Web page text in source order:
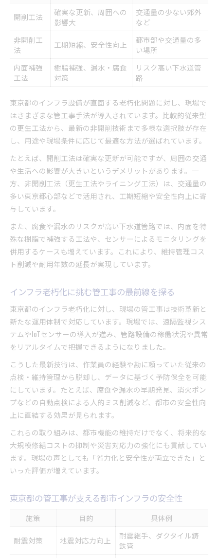
開削工法
確実な更新、周囲への
影響大
交通量の少ない郊外
など
非開削工
法
工期短縮、安全性向上
都市部や交通量の多
い場所
内面補強
工法
樹脂補強、漏水・腐食
対策
リスク高い下水道管
路
東京都のインフラ設備が直面する老朽化問題に対し、現場で
はさまざまな管工事手法が導入されています。比較的従来型
の更生工法から、最新の非開削技術まで多様な選択肢が存在
し、用途や現場条件に応じて最適な方法が選ばれています。
たとえば、開削工法は確実な更新が可能ですが、周囲の交通
や生活への影響が大きいというデメリットがあります。一
方、非開削工法（更生工法やライニング工法）は、交通量の
多い東京都心部などで活用され、工期短縮や安全性向上に寄
与しています。
また、腐食や漏水のリスクが高い下水道管路では、内面を特
殊な樹脂で補強する工法や、センサーによるモニタリングを
併用するケースも増えています。これにより、維持管理コス
ト削減や耐用年数の延長が実現しています。
インフラ老朽化に挑む管工事の最前線を探る
東京都のインフラ老朽化に対し、現場の管工事は技術革新と
新たな運用体制で対応しています。現場では、遠隔監視シス
テムやIoTセンサーの導入が進み、管路設備の稼働状況や異常
をリアルタイムで把握できるようになりました。
こうした最新技術は、作業員の経験や勘に頼っていた従来の
点検・維持管理から脱却し、データに基づく予防保全を可能
にしています。たとえば、腐食や漏水の早期発見、消火ポン
プなどの自動点検による人的ミス削減など、都市の安全性向
上に直結する効果が見られます。
これらの取り組みは、都市機能の維持だけでなく、将来的な
大規模修繕コストの抑制や災害対応力の強化にも貢献してい
ます。現場の声としても「省力化と安全性が両立できた」と
いった評価が増えています。
東京都の管工事が支える都市インフラの安全性
施策 目的 具体例
耐震対策 地震対応力向上
耐震継手、ダクタイル鋳
鉄管